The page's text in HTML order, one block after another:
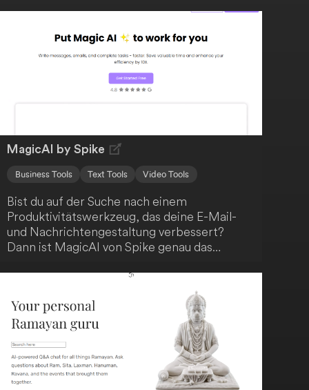
Vision mit modernem, generativem
maschinellem Lernen, um deine kreativen
Möglichkeiten zu erweitern.
MagicAI by Spike
Business Tools Text Tools Video Tools
Bist du auf der Suche nach einem
Produktivitätswerkzeug, das deine E-Mail-
und Nachrichtengestaltung verbessert?
Dann ist MagicAI von Spike genau das
beschleunigt deine Arbeitsabläufe und hilft
dir, klare, überzeugende Kommunikation zu
erstellen. Darüber hinaus bietet MagicAI eine
sofortige Zusammenfassung deiner langen
E-Mail-Konversationen, Nachrichten,
Notizen und Dateien. Steigere deine
Effizienz mit MagicAI!